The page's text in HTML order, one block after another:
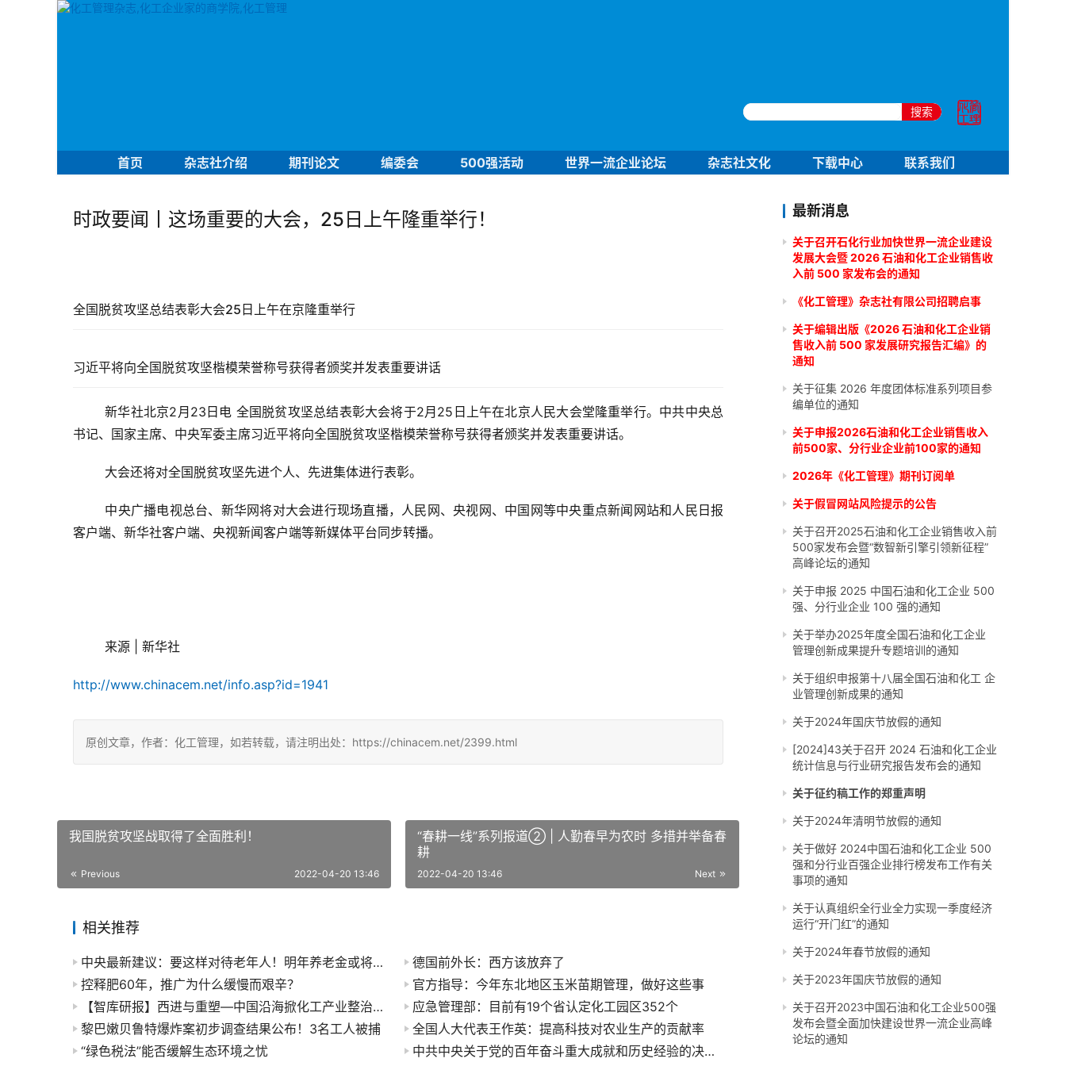
搜索
首页 杂志社介绍 期刊论文 编委会 500强活动 世界一流企业论坛 杂志社文化 下载中心 联系我们
时政要闻丨这场重要的大会，25日上午隆重举行！
全国脱贫攻坚总结表彰大会25日上午在京隆重举行
习近平将向全国脱贫攻坚楷模荣誉称号获得者颁奖并发表重要讲话
新华社北京2月23日电 全国脱贫攻坚总结表彰大会将于2月25日上午在北京人民大会堂隆重举行。中共中央总
书记、国家主席、中央军委主席习近平将向全国脱贫攻坚楷模荣誉称号获得者颁奖并发表重要讲话。
大会还将对全国脱贫攻坚先进个人、先进集体进行表彰。
中央广播电视总台、新华网将对大会进行现场直播，人民网、央视网、中国网等中央重点新闻网站和人民日报
客户端、新华社客户端、央视新闻客户端等新媒体平台同步转播。
来源 | 新华社
http://www.chinacem.net/info.asp?id=1941
原创文章，作者：化工管理，如若转载，请注明出处：https://chinacem.net/2399.html
我国脱贫攻坚战取得了全面胜利！
Previous 2022-04-20 13:46
“春耕一线”系列报道② | 人勤春早为农时 多措并举备春
耕
Next
2022-04-20 13:46
相关推荐
中央最新建议：要这样对待老年人！明年养老金或将这样涨！
德国前外长：西方该放弃了
控释肥60年，推广为什么缓慢而艰辛？
官方指导：今年东北地区玉米苗期管理，做好这些事
【智库研报】西进与重塑—中国沿海掀化工产业整治风，企业何去何从?
应急管理部：目前有19个省认定化工园区352个
黎巴嫩贝鲁特爆炸案初步调查结果公布！3名工人被捕
全国人大代表王作英：提高科技对农业生产的贡献率
“绿色税法”能否缓解生态环境之忧
中共中央关于党的百年奋斗重大成就和历史经验的决议（一）
最新消息
关于召开石化行业加快世界一流企业建设
发展大会暨 2026 石油和化工企业销售收
入前 500 家发布会的通知
《化工管理》杂志社有限公司招聘启事
关于编辑出版《2026 石油和化工企业销
售收入前 500 家发展研究报告汇编》的
通知
关于征集 2026 年度团体标准系列项目参
编单位的通知
关于申报2026石油和化工企业销售收入
前500家、分行业企业前100家的通知
2026年《化工管理》期刊订阅单
关于假冒网站风险提示的公告
关于召开2025石油和化工企业销售收入前
500家发布会暨“数智新引擎引领新征程”
高峰论坛的通知
关于申报 2025 中国石油和化工企业 500
强、分行业企业 100 强的通知
关于举办2025年度全国石油和化工企业
管理创新成果提升专题培训的通知
关于组织申报第十八届全国石油和化工 企
业管理创新成果的通知
关于2024年国庆节放假的通知
[2024]43关于召开 2024 石油和化工企业
统计信息与行业研究报告发布会的通知
关于征约稿工作的郑重声明
关于2024年清明节放假的通知
关于做好 2024中国石油和化工企业 500
强和分行业百强企业排行榜发布工作有关
事项的通知
关于认真组织全行业全力实现一季度经济
运行“开门红”的通知
关于2024年春节放假的通知
关于2023年国庆节放假的通知
关于召开2023中国石油和化工企业500强
发布会暨全面加快建设世界一流企业高峰
论坛的通知